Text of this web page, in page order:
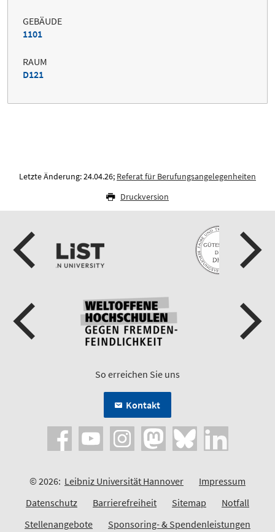
GEBÄUDE
1101
RAUM
D121
Letzte Änderung: 24.04.26; Referat für Berufungsangelegenheiten
Druckversion
So erreichen Sie uns
Kontakt
© 2026: Leibniz Universität Hannover
Impressum
Datenschutz
Barrierefreiheit Sitemap
Notfall
Stellenangebote
Sponsoring- & Spendenleistungen